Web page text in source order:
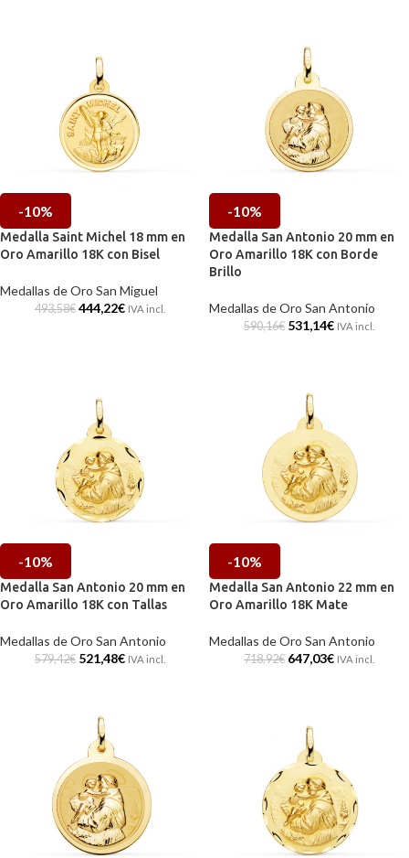
-10%
Medalla Saint Michel 18 mm en
Oro Amarillo 18K con Bisel
Medallas de Oro San Miguel
493,58€ 444,22€ IVA incl.
-10%
Medalla San Antonio 20 mm en
Oro Amarillo 18K con Borde
Brillo
Medallas de Oro San Antonio
590,16€ 531,14€ IVA incl.
-10%
Medalla San Antonio 20 mm en
Oro Amarillo 18K con Tallas
Medallas de Oro San Antonio
579,42€ 521,48€ IVA incl.
-10%
Medalla San Antonio 22 mm en
Oro Amarillo 18K Mate
Medallas de Oro San Antonio
718,92€ 647,03€ IVA incl.